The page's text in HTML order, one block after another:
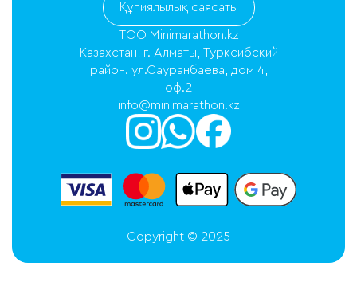
Құпиялылық саясаты
ТОО Minimarathon.kz
Казахстан, г. Алматы, Турксибский
район. ул.Сауранбаева, дом 4,
оф.2
info@minimarathon.kz
Copyright © 2025